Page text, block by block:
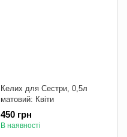
Келих для Сестри, 0,5л
матовий: Квіти
450 грн
В наявності